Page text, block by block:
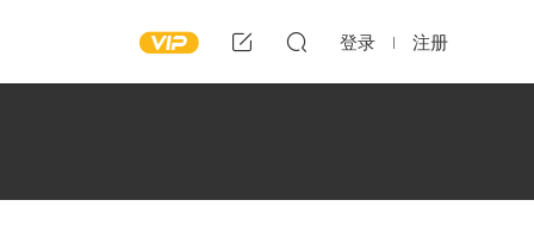
登录 注册